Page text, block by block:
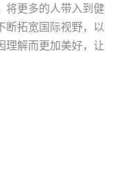
将更多的人带入到健
断拓宽国际视野，以
理解而更加美好，让